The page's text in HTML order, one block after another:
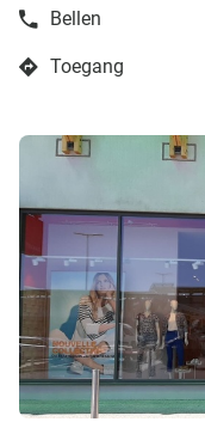
Bellen
de
boetiek
DamartToegang
naar
Damart
Verviers
Druk
de
ENTER
toets
voor
meer
info